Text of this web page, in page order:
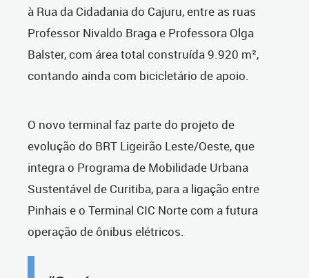
à Rua da Cidadania do Cajuru, entre as ruas
Professor Nivaldo Braga e Professora Olga
Balster, com área total construída 9.920 m²,
contando ainda com bicicletário de apoio.
O novo terminal faz parte do projeto de
evolução do BRT Ligeirão Leste/Oeste, que
integra o Programa de Mobilidade Urbana
Sustentável de Curitiba, para a ligação entre
Pinhais e o Terminal CIC Norte com a futura
operação de ônibus elétricos.